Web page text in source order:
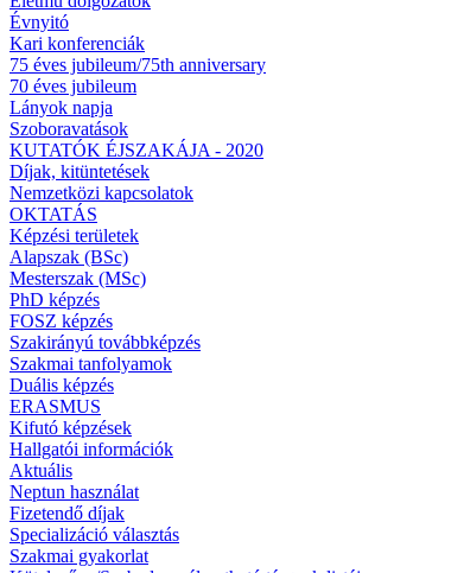
Évnyitó
Kari konferenciák
75 éves jubileum/75th anniversary
70 éves jubileum
Lányok napja
Szoboravatások
KUTATÓK ÉJSZAKÁJA - 2020
Díjak, kitüntetések
Nemzetközi kapcsolatok
OKTATÁS
Képzési területek
Alapszak (BSc)
Mesterszak (MSc)
PhD képzés
FOSZ képzés
Szakirányú továbbképzés
Szakmai tanfolyamok
Duális képzés
ERASMUS
Kifutó képzések
Hallgatói információk
Aktuális
Neptun használat
Fizetendő díjak
Specializáció választás
Szakmai gyakorlat